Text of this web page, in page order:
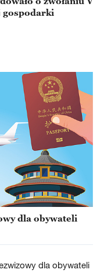
gospodarki
dla obywateli
dla obywateli